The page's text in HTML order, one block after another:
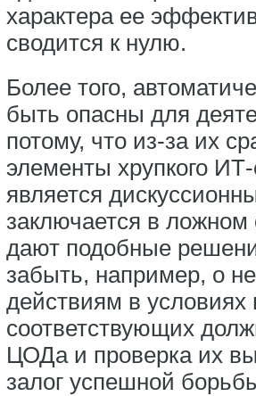
характера ее
сводится к нулю.
Более того,
быть опасны для
потому, что из-за их
элементы хрупкого
является
заключается в
дают подобные
забыть, например, о
действиям в условиях
соответствующих
ЦОДа и проверка их
залог успешной